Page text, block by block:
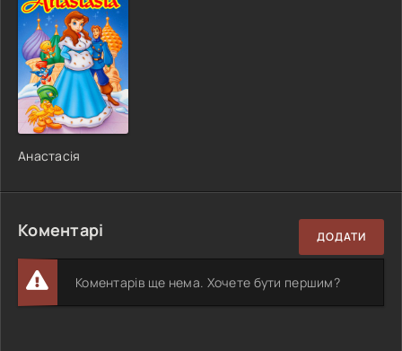
Анастасія
Коментарі ДОДАТИ
Коментарів ще нема. Хочете бути першим?